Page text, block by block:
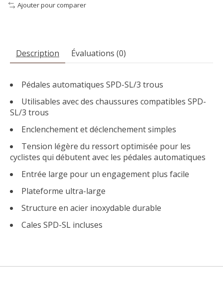
Ajouter pour comparer
Description Évaluations (0)
Pédales automatiques SPD-SL/3 trous
Utilisables avec des chaussures compatibles SPD-
SL/3 trous
Enclenchement et déclenchement simples
Tension légère du ressort optimisée pour les
cyclistes qui débutent avec les pédales automatiques
Entrée large pour un engagement plus facile
Plateforme ultra-large
Structure en acier inoxydable durable
Cales SPD-SL incluses